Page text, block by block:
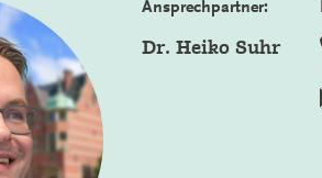
Ansprechpartner:
Dr. Heiko Suhr